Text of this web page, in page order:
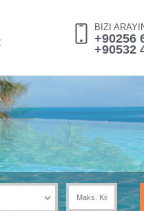
BIZI
+90256
+90532